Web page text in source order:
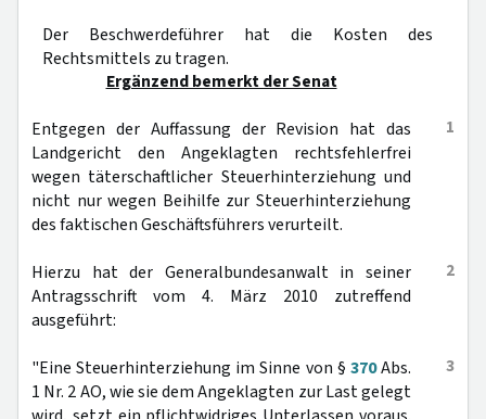
Der Beschwerdeführer hat die Kosten des
Rechtsmittels zu tragen.
Ergänzend bemerkt der Senat
1
Entgegen der Auffassung der Revision hat das
Landgericht den Angeklagten rechtsfehlerfrei
wegen täterschaftlicher Steuerhinterziehung und
nicht nur wegen Beihilfe zur Steuerhinterziehung
des faktischen Geschäftsführers verurteilt.
2
Hierzu hat der Generalbundesanwalt in seiner
Antragsschrift vom 4. März 2010 zutreffend
ausgeführt:
3
"Eine Steuerhinterziehung im Sinne von § 370Abs.
1 Nr. 2 AO, wie sie dem Angeklagten zur Last gelegt